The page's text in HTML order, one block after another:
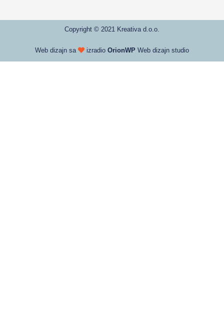
Copyright © 2021 Kreativa d.o.o.
Web dizajn sa izradio OrionWP Web dizajn studio